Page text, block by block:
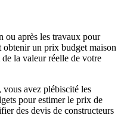
ou après les travaux pour
un prix budget maison
la valeur réelle de votre
vous avez plébiscité les
pour estimer le prix de
des devis de constructeurs